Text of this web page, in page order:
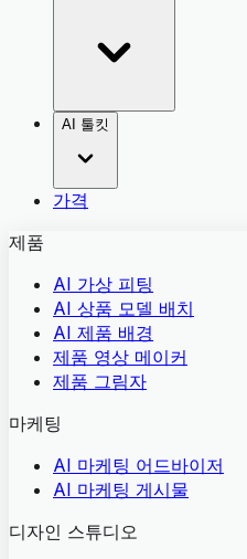
AI 툴킷
가격
제품
AI 가상 피팅
AI 상품 모델 배치
AI 제품 배경
제품 영상 메이커
제품 그림자
마케팅
AI 마케팅 어드바이저
AI 마케팅 게시물
디자인 스튜디오